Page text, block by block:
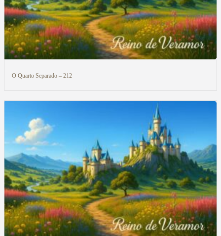
O Quarto Separado – 212